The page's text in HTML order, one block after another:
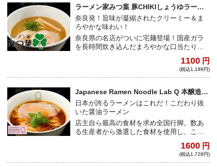
ラーメン家みつ葉 豚CHIKIしょうゆラーメ
ン
奈良発！旨味が凝縮されたクリーミー＆ま
ろやかな味わい！
奈良県の名店がついに宅麺登場！国産ガラ
を長時間炊き込んだまろやかな口当たりの
家製多加水麺の融合は、あなたを新たな世
1100 円
(税込1,188円)
Japanese Ramen Noodle Lab Q 本醸造醤
油らぁ麺
日本が誇るラーメンはこれだ！こだわり抜
いた醤油ラーメン
店主自ら最高の食材を求め全国行脚。数あ
る生産者から激選した食材を使用し、この
たスープに自家製麺、チャーシューと一切
1600 円
(税込1,728円)